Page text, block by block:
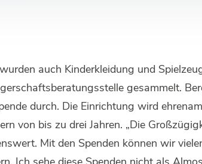
auch Kinderkleidung und
gesammelt.
durch. Die Einrichtung wird
von bis zu drei Jahren. „Die
Mit den Spenden können wir